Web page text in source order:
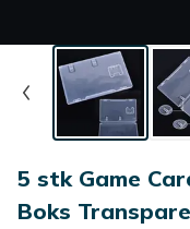
5 stk Game
Boks